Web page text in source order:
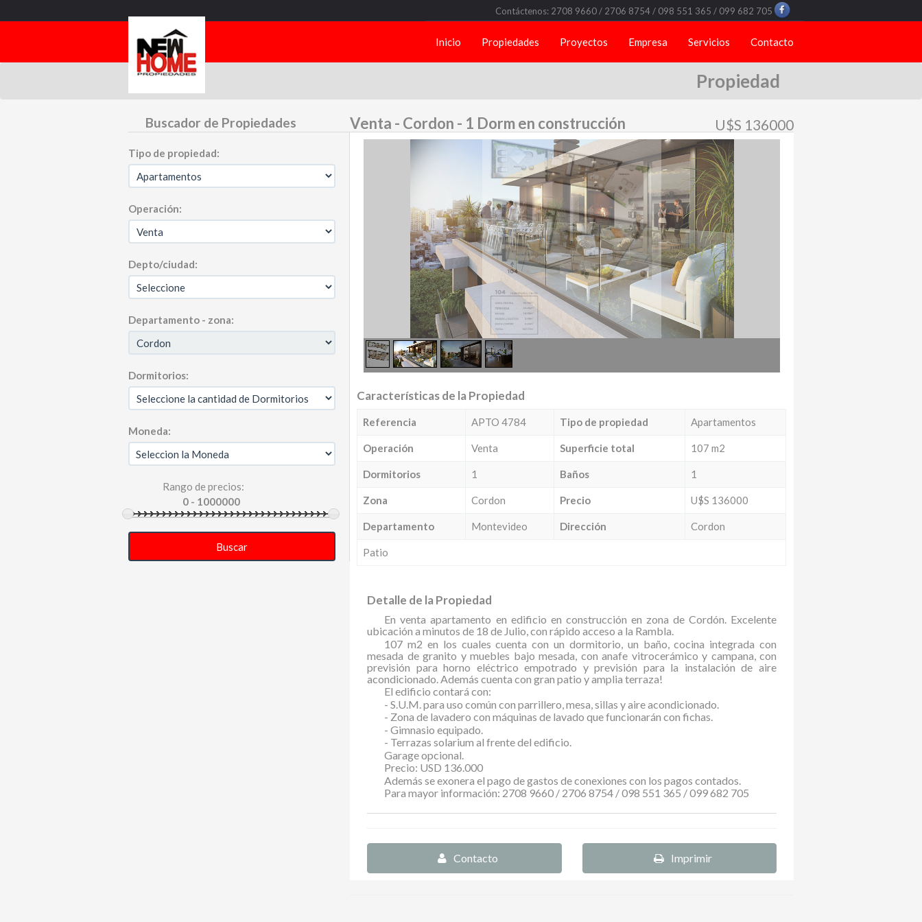
Contáctenos: 2708 9660 / 2706 8754 / 098 551 365 / 099 682 705
Inicio Propiedades Proyectos Empresa Servicios Contacto
Propiedad
Buscador de Propiedades
Tipo de propiedad:
Operación:
Depto/ciudad:
Departamento - zona:
Dormitorios:
Moneda:
Rango de precios:
Buscar
Venta - Cordon - 1 Dorm en construcción U$S 136000
Características de la Propiedad
Referencia APTO 4784 Tipo de propiedad Apartamentos
Operación Venta Superficie total 107 m2
Dormitorios 1 Baños 1
Zona Cordon Precio U$S 136000
Departamento Montevideo Dirección Cordon
Patio
Detalle de la Propiedad
En venta apartamento en edificio en construcción en zona de Cordón. Excelente
ubicación a minutos de 18 de Julio, con rápido acceso a la Rambla.
107 m2 en los cuales cuenta con un dormitorio, un baño, cocina integrada con
mesada de granito y muebles bajo mesada, con anafe vitrocerámico y campana, con
previsión para horno eléctrico empotrado y previsión para la instalación de aire
acondicionado. Además cuenta con gran patio y amplia terraza!
El edificio contará con:
- S.U.M. para uso común con parrillero, mesa, sillas y aire acondicionado.
- Zona de lavadero con máquinas de lavado que funcionarán con fichas.
- Gimnasio equipado.
- Terrazas solarium al frente del edificio.
Garage opcional.
Precio: USD 136.000
Además se exonera el pago de gastos de conexiones con los pagos contados.
Para mayor información: 2708 9660 / 2706 8754 / 098 551 365 / 099 682 705
Contacto Imprimir